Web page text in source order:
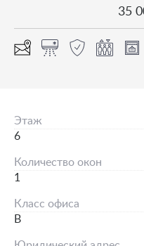
35
Этаж
6
Количество окон
1
Класс офиса
B